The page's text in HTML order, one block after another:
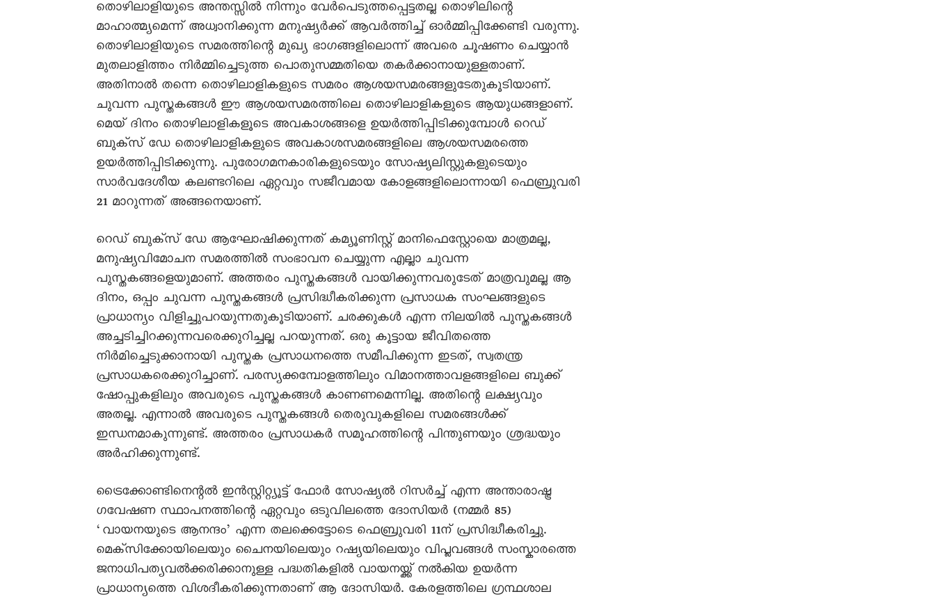
തൊഴിലാളിയുടെ അന്തസ്സിൽ നിന്നും വേർപെടുത്തപ്പെട്ടതല്ല തൊഴിലിന്റെ
മാഹാത്മ്യമെന്ന് അധ്വാനിക്കുന്ന മനുഷ്യർക്ക് ആവർത്തിച്ച് ഓർമ്മിപ്പിക്കേണ്ടി വരുന്നു.
തൊഴിലാളിയുടെ സമരത്തിന്റെ മുഖ്യ ഭാഗങ്ങളിലൊന്ന് അവരെ ചൂഷണം ചെയ്യാൻ
മുതലാളിത്തം നിർമ്മിച്ചെടുത്ത പൊതുസമ്മതിയെ തകർക്കാനായുള്ളതാണ്.
അതിനാൽ തന്നെ തൊഴിലാളികളുടെ സമരം ആശയസമരങ്ങളുടേതുകൂടിയാണ്.
ചുവന്ന പുസ്തകങ്ങൾ ഈ ആശയസമരത്തിലെ തൊഴിലാളികളുടെ ആയുധങ്ങളാണ്.
മെയ് ദിനം തൊഴിലാളികളൂടെ അവകാശങ്ങളെ ഉയർത്തിപ്പിടിക്കുമ്പോൾ റെഡ്
ബുക്സ് ഡേ തൊഴിലാളികളുടെ അവകാശസമരങ്ങളിലെ ആശയസമരത്തെ
ഉയർത്തിപ്പിടിക്കുന്നു. പുരോഗമനകാരികളുടെയും സോഷ്യലിസ്റ്റുകളുടെയും
സാർവദേശീയ കലണ്ടറിലെ ഏറ്റവും സജീവമായ കോളങ്ങളിലൊന്നായി ഫെബ്രുവരി
21 മാറുന്നത് അങ്ങനെയാണ്.
റെഡ് ബുക്സ് ഡേ ആഘോഷിക്കുന്നത് കമ്യൂണിസ്റ്റ് മാനിഫെസ്റ്റോയെ മാത്രമല്ല,
മനുഷ്യവിമോചന സമരത്തിൽ സംഭാവന ചെയ്യുന്ന എല്ലാ ചുവന്ന
പുസ്തകങ്ങളെയുമാണ്. അത്തരം പുസ്തകങ്ങൾ വായിക്കുന്നവരുടേത് മാത്രവുമല്ല ആ
ദിനം, ഒപ്പം ചുവന്ന പുസ്തകങ്ങൾ പ്രസിദ്ധീകരിക്കുന്ന പ്രസാധക സംഘങ്ങളുടെ
പ്രാധാന്യം വിളിച്ചുപറയുന്നതുകൂടിയാണ്. ചരക്കുകൾ എന്ന നിലയിൽ പുസ്തകങ്ങൾ
അച്ചടിച്ചിറക്കുന്നവരെക്കുറിച്ചല്ല പറയുന്നത്. ഒരു കൂട്ടായ ജീവിതത്തെ
നിർമിച്ചെടുക്കാനായി പുസ്തക പ്രസാധനത്തെ സമീപിക്കുന്ന ഇടത്, സ്വതന്ത്ര
പ്രസാധകരെക്കുറിച്ചാണ്. പരസ്യക്കമ്പോളത്തിലും വിമാനത്താവളങ്ങളിലെ ബുക്ക്
ഷോപ്പുകളിലും അവരുടെ പുസ്തകങ്ങൾ കാണണമെന്നില്ല. അതിന്റെ ലക്ഷ്യവും
അതല്ല. എന്നാൽ അവരുടെ പുസ്തകങ്ങൾ തെരുവുകളിലെ സമരങ്ങൾക്ക്
ഇന്ധനമാകുന്നുണ്ട്. അത്തരം പ്രസാധകർ സമൂഹത്തിന്റെ പിന്തുണയും ശ്രദ്ധയും
അർഹിക്കുന്നുണ്ട്.
ട്രൈക്കോണ്ടിനെന്റൽ ഇൻസ്റ്റിറ്റ്യൂട്ട് ഫോർ സോഷ്യൽ റിസർച്ച് എന്ന അന്താരാഷ്ട്ര
ഗവേഷണ സ്ഥാപനത്തിന്റെ ഏറ്റവും ഒടുവിലത്തെ ദോസിയർ (നമ്മർ 85)
‘വായനയുടെ ആനന്ദം’ എന്ന തലക്കെട്ടോടെ ഫെബ്രുവരി 11ന് പ്രസിദ്ധീകരിച്ചു.
മെക്സിക്കോയിലെയും ചൈനയിലെയും റഷ്യയിലെയും വിപ്ലവങ്ങൾ സംസ്കാരത്തെ
ജനാധിപത്യവൽക്കരിക്കാനുള്ള പദ്ധതികളിൽ വായനയ്ക്ക് നൽകിയ ഉയർന്ന
പ്രാധാന്യത്തെ വിശദീകരിക്കുന്നതാണ് ആ ദോസിയർ. കേരളത്തിലെ ഗ്രന്ഥശാല